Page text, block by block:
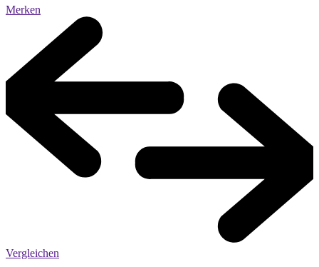
Merken
Vergleichen